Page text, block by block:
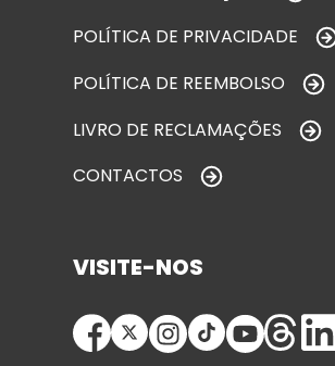
POLÍTICA DE PRIVACIDADE
POLÍTICA DE REEMBOLSO
LIVRO DE RECLAMAÇÕES
CONTACTOS
VISITE-NOS